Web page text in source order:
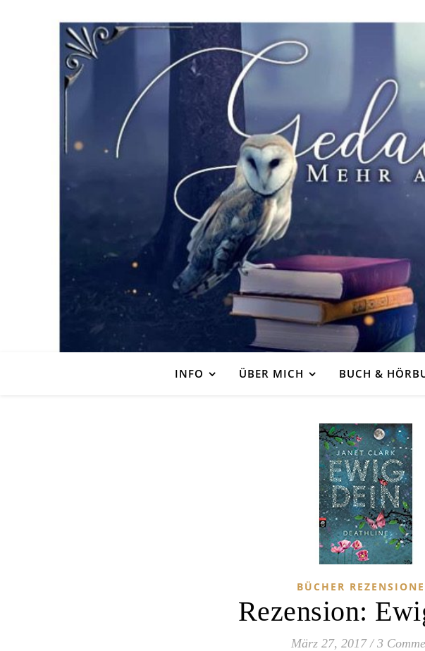
INFO ÜBER MICH BUCH &
BÜCHER
Rezension:
März 27, 2017 / 3